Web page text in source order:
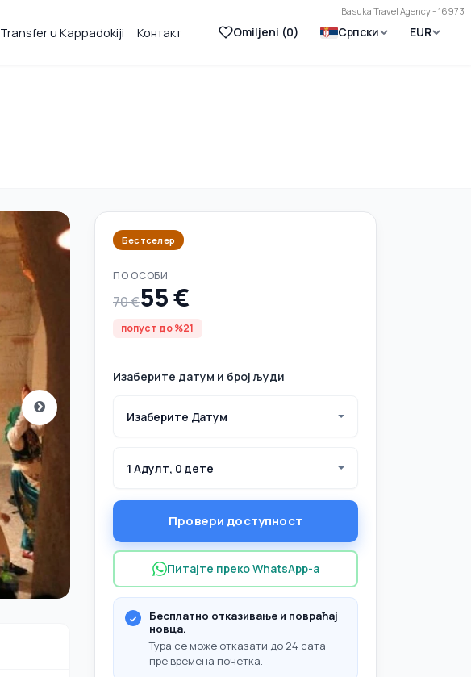
Basuka Travel Agency - 16973
Transfer u Kappadokiji Контакт Omiljeni (0) Српски EUR
Бестселер
ПО ОСОБИ
70 €55 €
попуст до %21
Изаберите датум и број људи
Изаберите Датум
1 Адулт, 0 дете
Провери доступност
Питајте преко WhatsApp-а
Бесплатно отказивање и повраћај
новца.
Тура се може отказати до 24 сата
пре времена почетка.